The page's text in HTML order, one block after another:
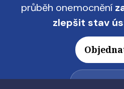
průběh onemocnění
zlepšit stav
+420 774